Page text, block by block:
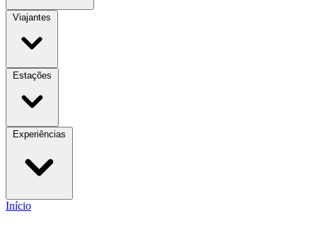
Viajantes
Estações
Experiências
Início